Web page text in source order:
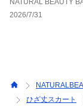
NATURAL BEAUTY
2026/7/31
ひざ丈スカート